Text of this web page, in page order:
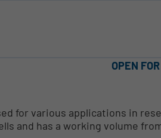
OPEN
for various applications in
and has a working volume from